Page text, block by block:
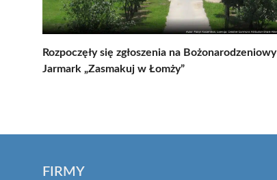
Rozpoczęły się zgłoszenia na Bożonarodzeniowy
Jarmark „Zasmakuj w Łomży”
FIRMY